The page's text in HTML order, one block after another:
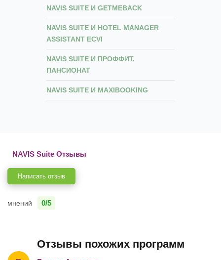
NAVIS SUITE И GETMEBACK
NAVIS SUITE И HOTEL MANAGER
ASSISTANT ECVI
NAVIS SUITE И ПРОФФИТ.
ПАНСИОНАТ
NAVIS SUITE И MAXIBOOKING
NAVIS Suite Отзывы
Написать отзыв
мнений 0/5
Отзывы похожих программ